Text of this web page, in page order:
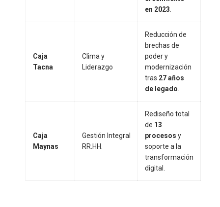
en 2023.
Caja
Tacna
Clima y
Liderazgo
Reducción de
brechas de
poder y
modernización
tras 27 años
de legado.
Caja
Maynas
Gestión Integral
RR.HH.
Rediseño total
de 13
procesos y
soporte a la
transformación
digital.